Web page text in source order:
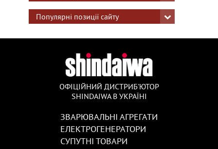
Популярні позиції сайту
ОФІЦІЙНИЙ ДИСТРИБ'ЮТОР
SHINDAIWA В УКРАЇНІ
ЗВАРЮВАЛЬНІ АГРЕГАТИ
ЕЛЕКТРОГЕНЕРАТОРИ
СУПУТНІ ТОВАРИ